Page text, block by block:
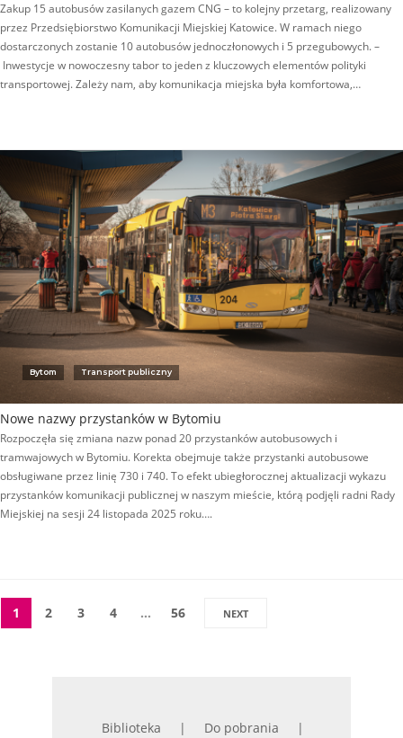
Zakup 15 autobusów zasilanych gazem CNG – to kolejny przetarg, realizowany
przez Przedsiębiorstwo Komunikacji Miejskiej Katowice. W ramach niego
dostarczonych zostanie 10 autobusów jednoczłonowych i 5 przegubowych. –
Inwestycje w nowoczesny tabor to jeden z kluczowych elementów polityki
transportowej. Zależy nam, aby komunikacja miejska była komfortowa,…
Bytom Transport publiczny
Nowe nazwy przystanków w Bytomiu
Rozpoczęła się zmiana nazw ponad 20 przystanków autobusowych i
tramwajowych w Bytomiu. Korekta obejmuje także przystanki autobusowe
obsługiwane przez linię 730 i 740. To efekt ubiegłorocznej aktualizacji wykazu
przystanków komunikacji publicznej w naszym mieście, którą podjęli radni Rady
Miejskiej na sesji 24 listopada 2025 roku….
1 2 3 4 … 56 NEXT
Biblioteka Do pobrania